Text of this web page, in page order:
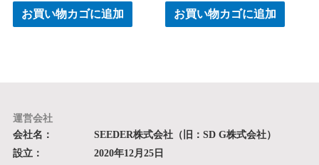
お買い物カゴに追加 お買い物カゴに追加
運営会社
会社名：
SEEDER株式会社（旧：SD G株式会社）
設立：
2020年12月25日